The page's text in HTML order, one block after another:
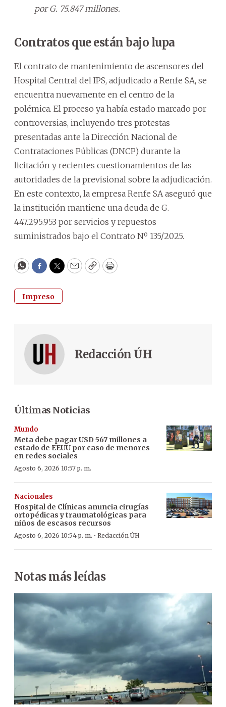
por G. 75.847 millones.
Contratos que están bajo lupa
El contrato de mantenimiento de ascensores del
Hospital Central del IPS, adjudicado a Renfe SA, se
encuentra nuevamente en el centro de la
polémica. El proceso ya había estado marcado por
controversias, incluyendo tres protestas
presentadas ante la Dirección Nacional de
Contrataciones Públicas (DNCP) durante la
licitación y recientes cuestionamientos de las
autoridades de la previsional sobre la adjudicación.
En este contexto, la empresa Renfe SA aseguró que
la institución mantiene una deuda de G.
447.295.953 por servicios y repuestos
suministrados bajo el Contrato Nº 135/2025.
WhatsApp
Facebook
Twitter
EmailCopyPrint
Impreso
Redacción ÚH
Últimas Noticias
Mundo
Meta debe pagar USD 567 millones a
estado de EEUU por caso de menores
en redes sociales
Agosto 6, 2026 10:57 p. m.
Nacionales
Hospital de Clínicas anuncia cirugías
ortopédicas y traumatológicas para
niños de escasos recursos
Agosto 6, 2026 10:54 p. m. · Redacción ÚH
Notas más leídas